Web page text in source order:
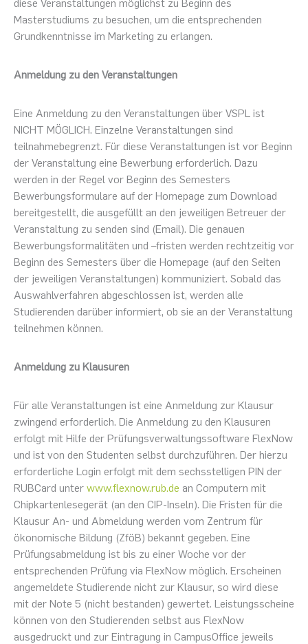
diese Veranstaltungen möglichst zu Beginn des
Masterstudiums zu besuchen, um die entsprechenden
Grundkenntnisse im Marketing zu erlangen.
Anmeldung zu den Veranstaltungen
Eine Anmeldung zu den Veranstaltungen über VSPL ist
NICHT MÖGLICH. Einzelne Veranstaltungen sind
teilnahmebegrenzt. Für diese Veranstaltungen ist vor Beginn
der Veranstaltung eine Bewerbung erforderlich. Dazu
werden in der Regel vor Beginn des Semesters
Bewerbungsformulare auf der Homepage zum Download
bereitgestellt, die ausgefüllt an den jeweiligen Betreuer der
Veranstaltung zu senden sind (Email). Die genauen
Bewerbungsformalitäten und –fristen werden rechtzeitig vor
Beginn des Semesters über die Homepage (auf den Seiten
der jeweiligen Veranstaltungen) kommuniziert. Sobald das
Auswahlverfahren abgeschlossen ist, werden alle
Studierenden darüber informiert, ob sie an der Veranstaltung
teilnehmen können.
Anmeldung zu Klausuren
Für alle Veranstaltungen ist eine Anmeldung zur Klausur
zwingend erforderlich. Die Anmeldung zu den Klausuren
erfolgt mit Hilfe der Prüfungsverwaltungssoftware FlexNow
und ist von den Studenten selbst durchzuführen. Der hierzu
erforderliche Login erfolgt mit dem sechsstelligen PIN der
RUBCard unter www.flexnow.rub.de an Computern mit
Chipkartenlesegerät (an den CIP-Inseln). Die Fristen für die
Klausur An- und Abmeldung werden vom Zentrum für
ökonomische Bildung (ZföB) bekannt gegeben. Eine
Prüfungsabmeldung ist bis zu einer Woche vor der
entsprechenden Prüfung via FlexNow möglich. Erscheinen
angemeldete Studierende nicht zur Klausur, so wird diese
mit der Note 5 (nicht bestanden) gewertet. Leistungsscheine
können von den Studierenden selbst aus FlexNow
ausgedruckt und zur Eintragung in CampusOffice jeweils